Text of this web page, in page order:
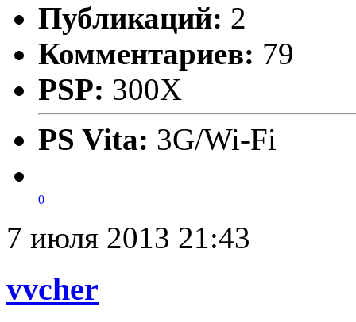
Публикаций: 2
Комментариев: 79
PSP: 300X
PS Vita: 3G/Wi-Fi
0
7 июля 2013 21:43
vvcher